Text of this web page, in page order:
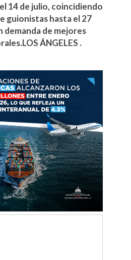
14 de julio, coincidiendo
guionistas hasta el 27
demanda de mejores
ÁNGELES .